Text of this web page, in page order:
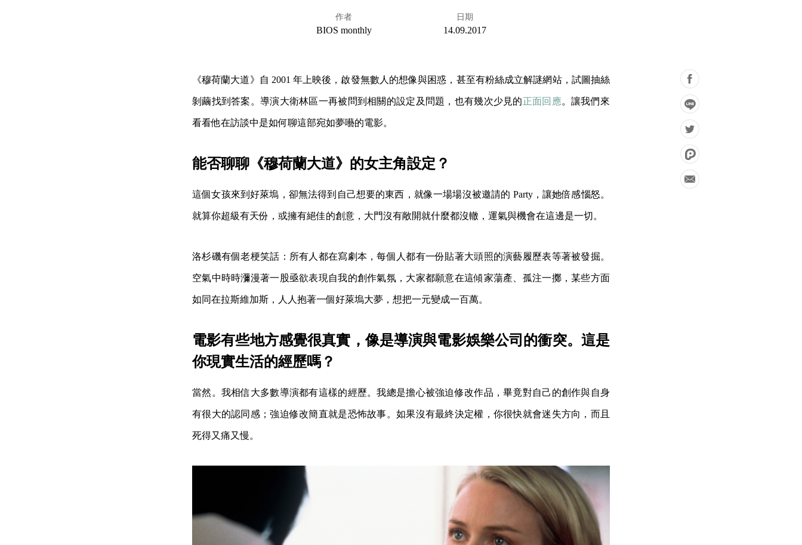
作者
BIOS monthly
日期
14.09.2017
《穆荷蘭大道》自 2001 年上映後，啟發無數人的想像與困惑，甚至有粉絲成立解謎網站，試圖抽絲
剝繭找到答案。導演大衛林區一再被問到相關的設定及問題，也有幾次少見的正面回應。讓我們來
看看他在訪談中是如何聊這部宛如夢囈的電影。
能否聊聊《穆荷蘭大道》的女主角設定？
這個女孩來到好萊塢，卻無法得到自己想要的東西，就像一場場沒被邀請的 Party，讓她倍感惱怒。
就算你超級有天份，或擁有絕佳的創意，大門沒有敞開就什麼都沒轍，運氣與機會在這邊是一切。
洛杉磯有個老梗笑話：所有人都在寫劇本，每個人都有一份貼著大頭照的演藝履歷表等著被發掘。
空氣中時時瀰漫著一股亟欲表現自我的創作氣氛，大家都願意在這傾家蕩產、孤注一擲，某些方面
如同在拉斯維加斯，人人抱著一個好萊塢大夢，想把一元變成一百萬。
電影有些地方感覺很真實，像是導演與電影娛樂公司的衝突。這是
你現實生活的經歷嗎？
當然。我相信大多數導演都有這樣的經歷。我總是擔心被強迫修改作品，畢竟對自己的創作與自身
有很大的認同感；強迫修改簡直就是恐怖故事。如果沒有最終決定權，你很快就會迷失方向，而且
死得又痛又慢。